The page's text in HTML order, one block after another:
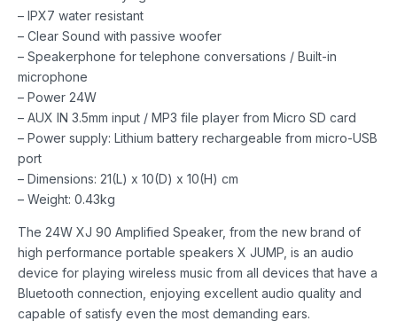
– IPX7 water resistant
– Clear Sound with passive woofer
– Speakerphone for telephone conversations / Built-in
microphone
– Power 24W
– AUX IN 3.5mm input / MP3 file player from Micro SD card
– Power supply: Lithium battery rechargeable from micro-USB
port
– Dimensions: 21(L) x 10(D) x 10(H) cm
– Weight: 0.43kg
The 24W XJ 90 Amplified Speaker, from the new brand of
high performance portable speakers X JUMP, is an audio
device for playing wireless music from all devices that have a
Bluetooth connection, enjoying excellent audio quality and
capable of satisfy even the most demanding ears.